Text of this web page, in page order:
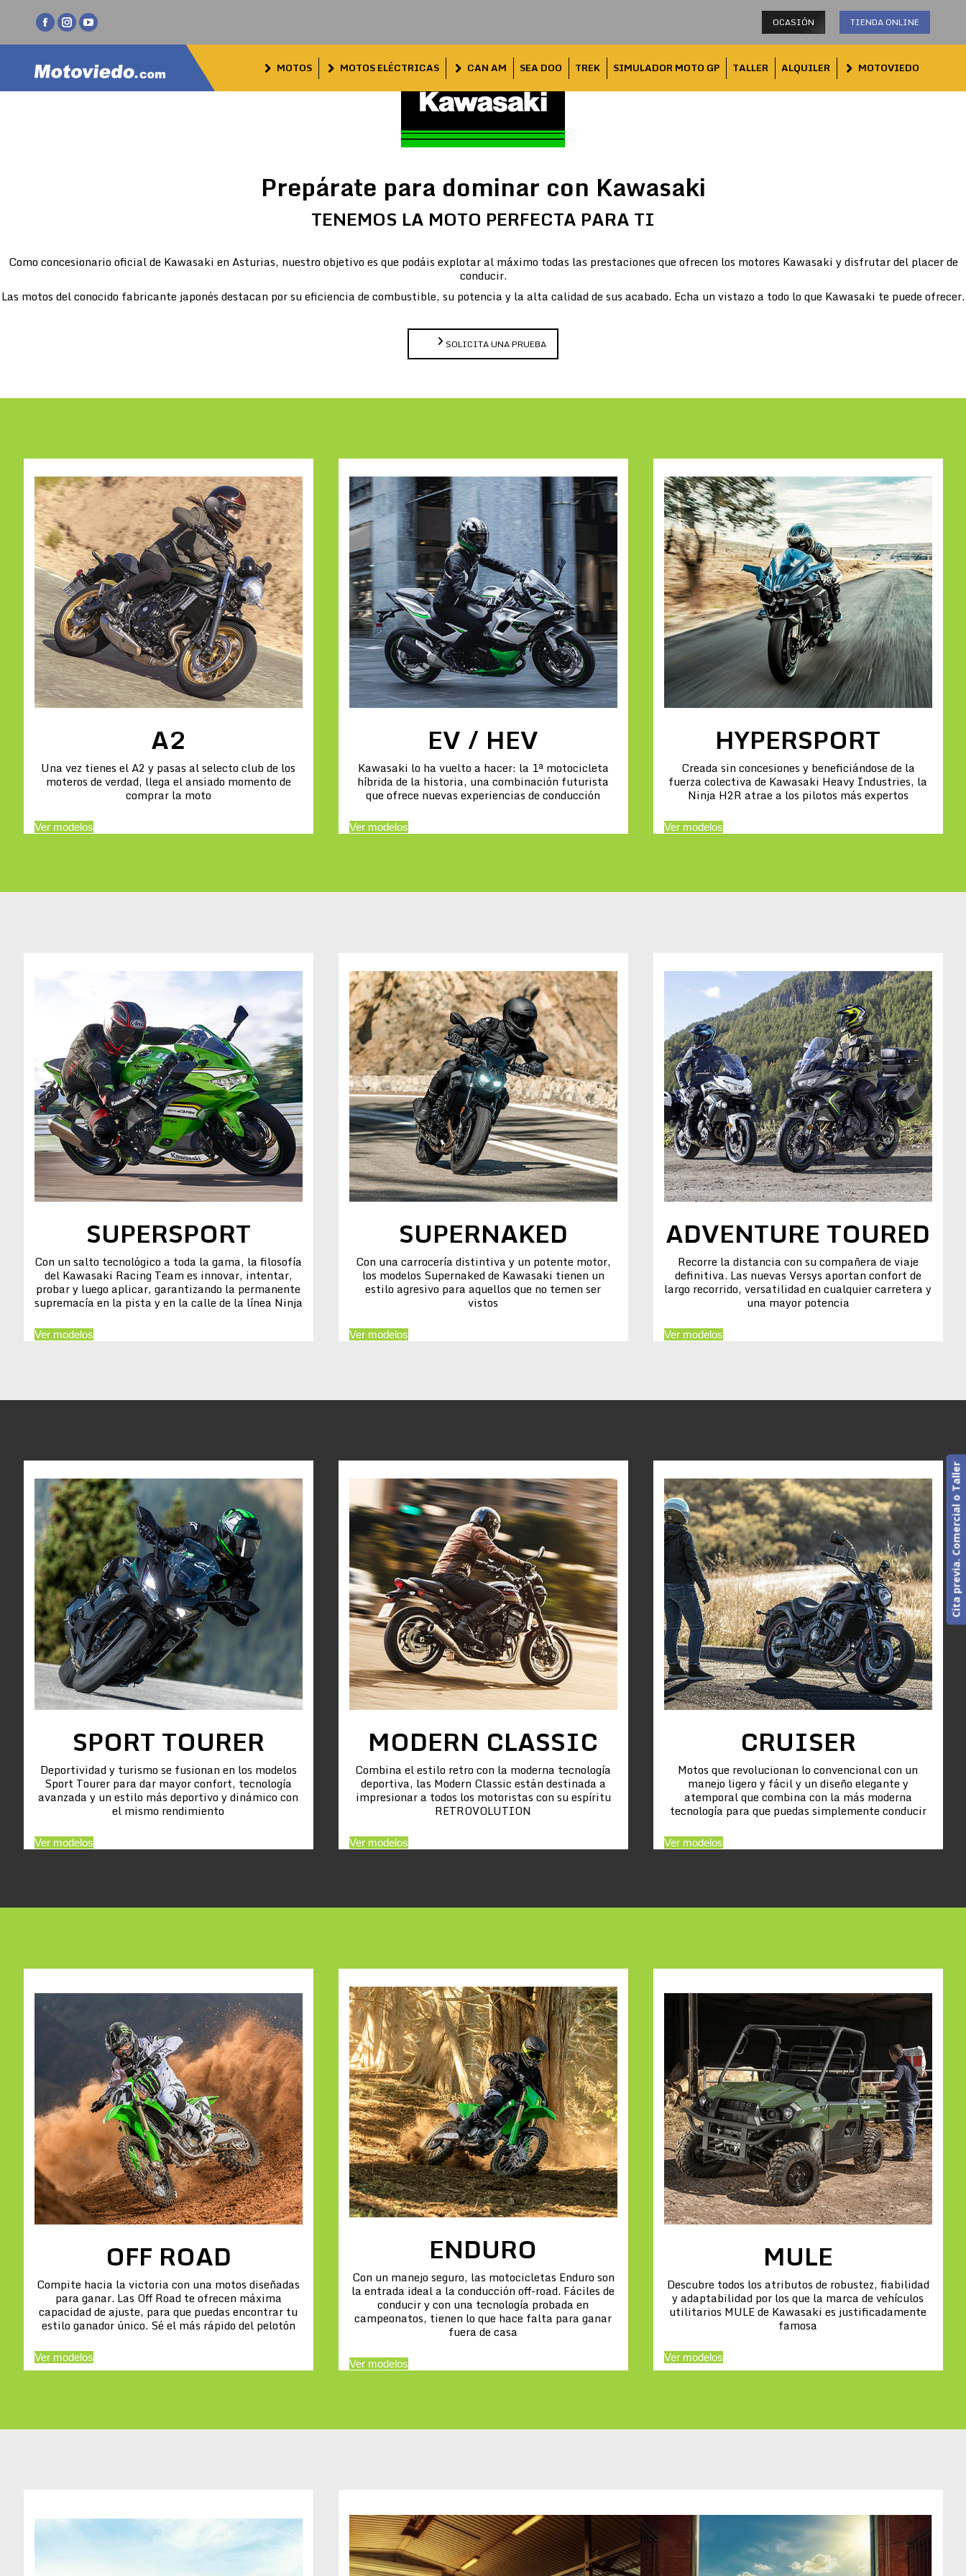
Facebook
page
opens
in
Instagram
page
opens
in
YouTube
page
opens
in
OCASIÓN TIENDA ONLINE
MOTOS MOTOS ELÉCTRICAS CAN AM SEA DOO TREK SIMULADOR MOTO GP TALLER ALQUILER MOTOVIEDO
Prepárate para dominar con Kawasaki
TENEMOS LA MOTO PERFECTA PARA TI
Como concesionario oficial de Kawasaki en Asturias, nuestro objetivo es que podáis explotar al máximo todas las prestaciones que ofrecen los motores Kawasaki y disfrutar del placer de
conducir.
Las motos del conocido fabricante japonés destacan por su eficiencia de combustible, su potencia y la alta calidad de sus acabado. Echa un vistazo a todo lo que Kawasaki te puede ofrecer.
SOLICITA UNA PRUEBA
A2
Una vez tienes el A2 y pasas al selecto club de los
moteros de verdad, llega el ansiado momento de
comprar la moto
Ver modelos
EV / HEV
Kawasaki lo ha vuelto a hacer: la 1ª motocicleta
híbrida de la historia, una combinación futurista
que ofrece nuevas experiencias de conducción
Ver modelos
HYPERSPORT
Creada sin concesiones y beneficiándose de la
fuerza colectiva de Kawasaki Heavy Industries, la
Ninja H2R atrae a los pilotos más expertos
Ver modelos
SUPERSPORT
Con un salto tecnológico a toda la gama, la filosofía
del Kawasaki Racing Team es innovar, intentar,
probar y luego aplicar, garantizando la permanente
supremacía en la pista y en la calle de la línea Ninja
Ver modelos
SUPERNAKED
Con una carrocería distintiva y un potente motor,
los modelos Supernaked de Kawasaki tienen un
estilo agresivo para aquellos que no temen ser
vistos
Ver modelos
ADVENTURE TOURED
Recorre la distancia con su compañera de viaje
definitiva. Las nuevas Versys aportan confort de
largo recorrido, versatilidad en cualquier carretera y
una mayor potencia
Ver modelos
SPORT TOURER
Deportividad y turismo se fusionan en los modelos
Sport Tourer para dar mayor confort, tecnología
avanzada y un estilo más deportivo y dinámico con
el mismo rendimiento
Ver modelos
MODERN CLASSIC
Combina el estilo retro con la moderna tecnología
deportiva, las Modern Classic están destinada a
impresionar a todos los motoristas con su espíritu
RETROVOLUTION
Ver modelos
CRUISER
Motos que revolucionan lo convencional con un
manejo ligero y fácil y un diseño elegante y
atemporal que combina con la más moderna
tecnología para que puedas simplemente conducir
Ver modelos
OFF ROAD
Compite hacia la victoria con una motos diseñadas
para ganar. Las Off Road te ofrecen máxima
capacidad de ajuste, para que puedas encontrar tu
estilo ganador único. Sé el más rápido del pelotón
Ver modelos
ENDURO
Con un manejo seguro, las motocicletas Enduro son
la entrada ideal a la conducción off-road. Fáciles de
conducir y con una tecnología probada en
campeonatos, tienen lo que hace falta para ganar
fuera de casa
Ver modelos
MULE
Descubre todos los atributos de robustez, fiabilidad
y adaptabilidad por los que la marca de vehículos
utilitarios MULE de Kawasaki es justificadamente
famosa
Ver modelos
Cita previa. Comercial o Taller